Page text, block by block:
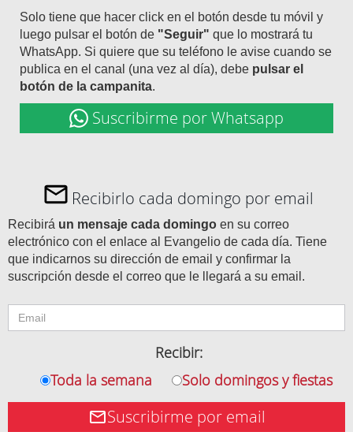
Solo tiene que hacer click en el botón desde tu móvil y
luego pulsar el botón de "Seguir" que lo mostrará tu
WhatsApp. Si quiere que su teléfono le avise cuando se
publica en el canal (una vez al día), debe pulsar el
botón de la campanita.
Suscribirme por Whatsapp
Recibirlo cada domingo por email
Recibirá un mensaje cada domingo en su correo
electrónico con el enlace al Evangelio de cada día. Tiene
que indicarnos su dirección de email y confirmar la
suscripción desde el correo que le llegará a su email.
Recibir:
Toda la semana
Solo domingos y fiestas
Suscribirme por email